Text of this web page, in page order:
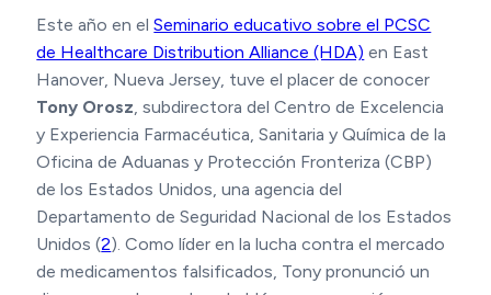
Este año en elSeminario educativo sobre el PCSC
de Healthcare Distribution Alliance (HDA) en East
Hanover, Nueva Jersey, tuve el placer de conocer
Tony Orosz, subdirectora del Centro de Excelencia
y Experiencia Farmacéutica, Sanitaria y Química de la
Oficina de Aduanas y Protección Fronteriza (CBP)
de los Estados Unidos, una agencia del
Departamento de Seguridad Nacional de los Estados
Unidos (2). Como líder en la lucha contra el mercado
de medicamentos falsificados, Tony pronunció un